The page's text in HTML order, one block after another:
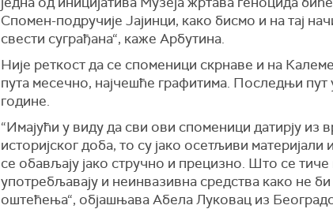
Спомен-подручије Јајинци, како бисмо и на тај
свести суграђана“, каже Арбутина.
Није реткост да се споменици скрнаве и на
пута месечно, најчешће графитима. Последњи
године.
“Имајући у виду да сви ови споменици датирју из
историјског доба, то су јако осетљиви материјали
се обављају јако стручно и прецизно. Што се тиче
употребљавају и неинвазивна средства како не
оштећења“, објашњава Абела Луковац из